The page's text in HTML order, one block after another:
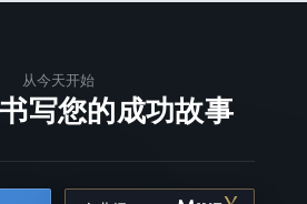
从今天开始
写您的成功故事